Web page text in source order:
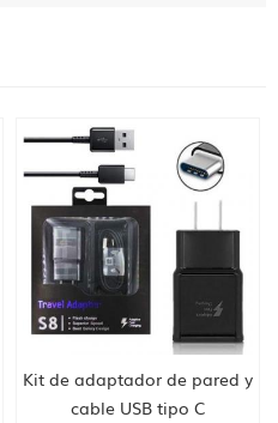
Kit de adaptador de pared y
cable USB tipo C